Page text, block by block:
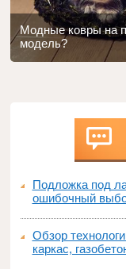
Модные ковры на
модель?
Подложка под
ошибочный
Обзор
каркас,